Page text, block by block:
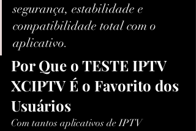
segurança, estabilidade e
compatibilidade total com o
aplicativo.
Por Que o TESTE IPTV
XCIPTV É o Favorito dos
Usuários
Com tantos aplicativos de IPTV